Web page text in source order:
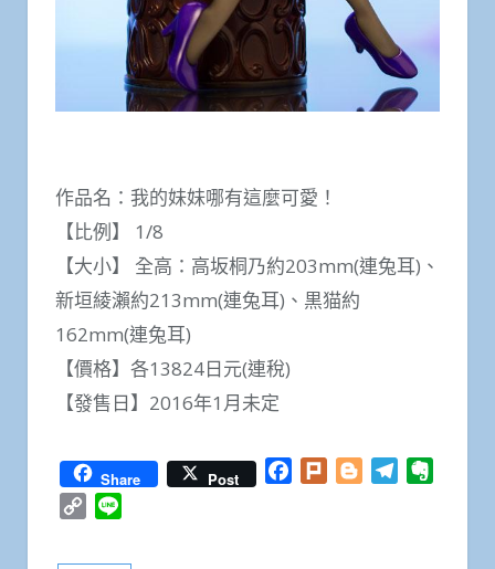
作品名：我的妹妹哪有這麼可愛！
【比例】 1/8
【大小】 全高：高坂桐乃約203mm(連兔耳)、
新垣綾瀨約213mm(連兔耳)、黒猫約
162mm(連兔耳)
【價格】各13824日元(連稅)
【發售日】2016年1月未定
Share Post Facebook
Plurk BloggerTelegram
Copy